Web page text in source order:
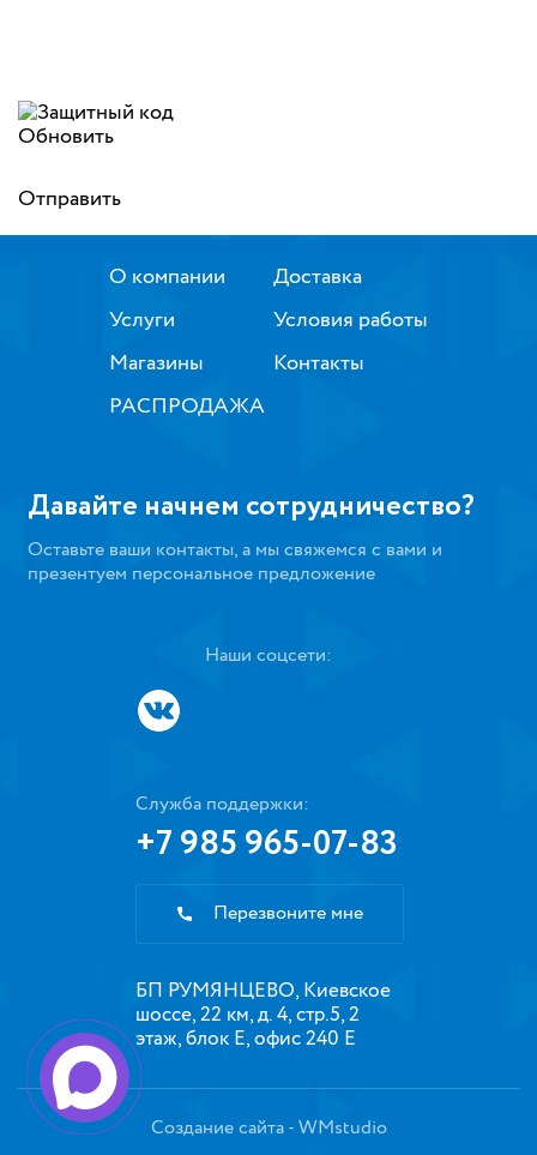
Обновить
Отправить
О компании
Услуги
Магазины
РАСПРОДАЖА
Доставка
Условия работы
Контакты
Давайте начнем сотрудничество?
Оставьте ваши контакты, а мы свяжемся с вами и
презентуем персональное предложение
Наши соцсети:
Служба поддержки:
+7 985 965-07-83
Перезвоните мне
БП РУМЯНЦЕВО, Киевское
шоссе, 22 км, д. 4, стр.5, 2
этаж, блок Е, офис 240 Е
Создание сайта- WMstudio